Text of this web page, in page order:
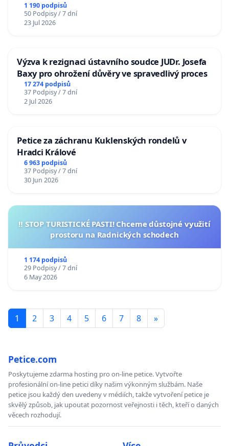
1 190 podpisů
50 Podpisy / 7 dní
23 Jul 2026
Výzva k rezignaci ústavního soudce JUDr. Josefa
Baxy pro ohrožení důvěry ve spravedlivý proces
17 274 podpisů
37 Podpisy / 7 dní
2 Jul 2026
Petice za záchranu Kuklenských rondelů v
Hradci Králové
6 963 podpisů
37 Podpisy / 7 dní
30 Jun 2026
‼️ STOP TURISTICKÉ PASTI! Chceme důstojné využití
prostoru na Radnických schodech
1 174 podpisů
29 Podpisy / 7 dní
6 May 2026
1 2 3 4 5 6 7 8 »
Petice.com
Poskytujeme zdarma hosting pro on-line petice. Vytvořte
profesionální on-line petici díky našim výkonným službám. Naše
petice jsou každý den uvedeny v médiích, takže vytvoření petice je
skvělý způsob, jak upoutat pozornost veřejnosti i těch, kteří o daných
věcech rozhodují.